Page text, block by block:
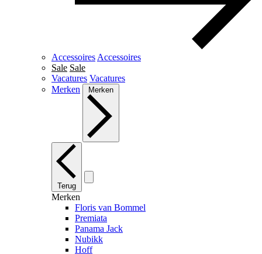
Accessoires Accessoires
Sale Sale
Vacatures Vacatures
Merken
Merken
Terug
Merken
Floris van Bommel
Premiata
Panama Jack
Nubikk
Hoff